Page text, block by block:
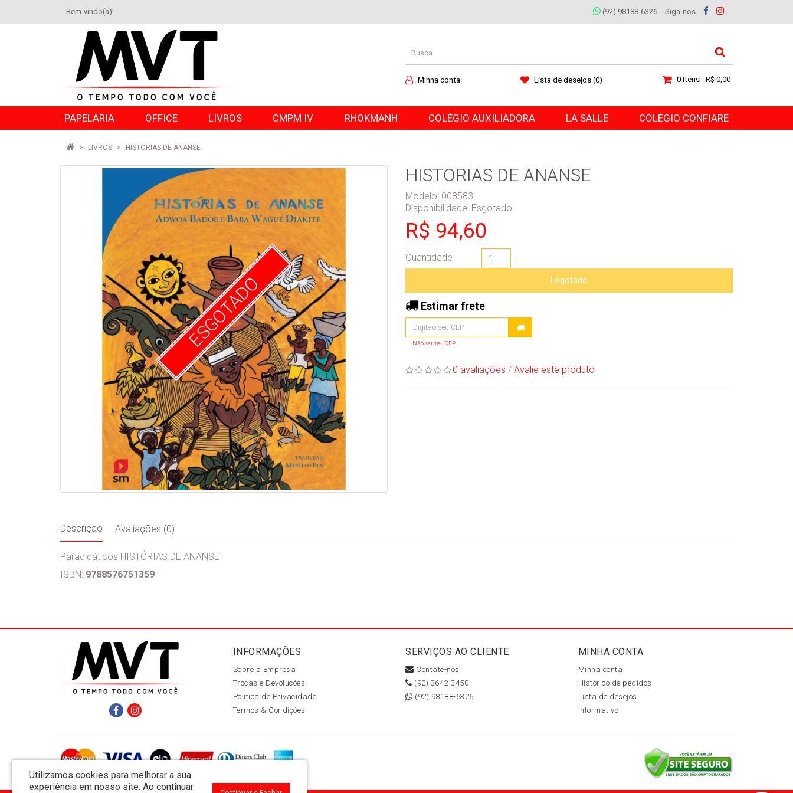
Bem-vindo(a)! (92) 98188-6326 Siga-nos
Minha conta Lista de desejos (0) 0 Itens - R$ 0,00
PAPELARIA OFFICE LIVROS CMPM IV RHOKMANH COLÉGIO AUXILIADORA LA SALLE COLÉGIO CONFIARE
LIVROS HISTORIAS DE ANANSE
ESGOTADO
HISTORIAS DE ANANSE
Modelo: 008583
Disponibilidade: Esgotado
R$ 94,60
Quantidade
Esgotado
Estimar frete
Não sei meu CEP
0 avaliações / Avalie este produto
Descrição Avaliações (0)
Paradidáticos HISTÓRIAS DE ANANSE
ISBN: 9788576751359
INFORMAÇÕES
Sobre a Empresa
Trocas e Devoluções
Política de Privacidade
Termos & Condições
SERVIÇOS AO CLIENTE
Contate-nos
(92) 3642-3450
(92) 98188-6326
MINHA CONTA
Minha conta
Histórico de pedidos
Lista de desejos
Informativo
Utilizamos cookies para melhorar a sua
experiência em nosso site. Ao continuar